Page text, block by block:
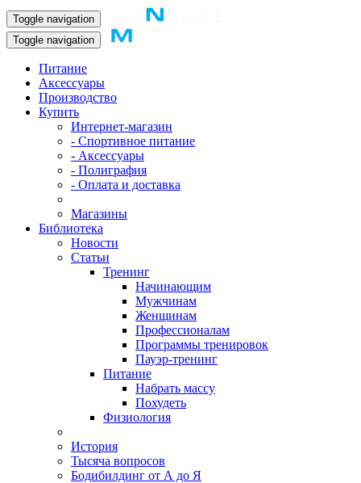
Toggle navigation
Toggle navigation
Питание
Аксессуары
Производство
Купить
Интернет-магазин
- Спортивное питание
- Аксессуары
- Полиграфия
- Оплата и доставка
Магазины
Библиотека
Новости
Статьи
Тренинг
Начинающим
Мужчинам
Женщинам
Профессионалам
Программы тренировок
Пауэр-тренинг
Питание
Набрать массу
Похудеть
Физиология
История
Тысяча вопросов
Бодибилдинг от А до Я